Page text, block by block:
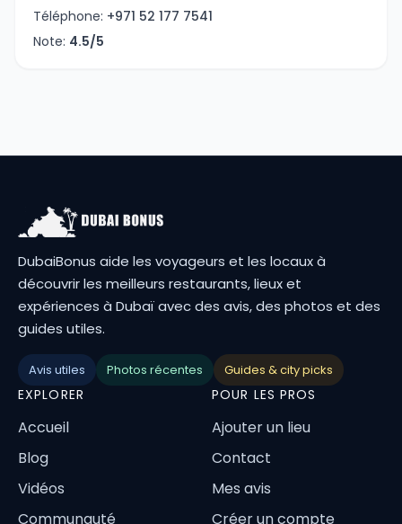
Téléphone: +971 52 177 7541
Note: 4.5/5
DubaiBonus aide les voyageurs et les locaux à
découvrir les meilleurs restaurants, lieux et
expériences à Dubaï avec des avis, des photos et des
guides utiles.
Avis utiles Photos récentes Guides & city picks
EXPLORER
Accueil
Blog
Vidéos
Communauté
POUR LES PROS
Ajouter un lieu
Contact
Mes avis
Créer un compte